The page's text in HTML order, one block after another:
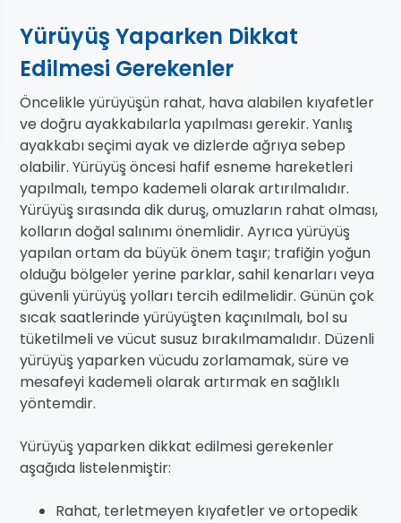
Yürüyüş Yaparken Dikkat
Edilmesi Gerekenler
Öncelikle yürüyüşün rahat, hava alabilen kıyafetler
ve doğru ayakkabılarla yapılması gerekir. Yanlış
ayakkabı seçimi ayak ve dizlerde ağrıya sebep
olabilir. Yürüyüş öncesi hafif esneme hareketleri
yapılmalı, tempo kademeli olarak artırılmalıdır.
Yürüyüş sırasında dik duruş, omuzların rahat olması,
kolların doğal salınımı önemlidir. Ayrıca yürüyüş
yapılan ortam da büyük önem taşır; trafiğin yoğun
olduğu bölgeler yerine parklar, sahil kenarları veya
güvenli yürüyüş yolları tercih edilmelidir. Günün çok
sıcak saatlerinde yürüyüşten kaçınılmalı, bol su
tüketilmeli ve vücut susuz bırakılmamalıdır. Düzenli
yürüyüş yaparken vücudu zorlamamak, süre ve
mesafeyi kademeli olarak artırmak en sağlıklı
yöntemdir.
Yürüyüş yaparken dikkat edilmesi gerekenler
aşağıda listelenmiştir:
Rahat, terletmeyen kıyafetler ve ortopedik